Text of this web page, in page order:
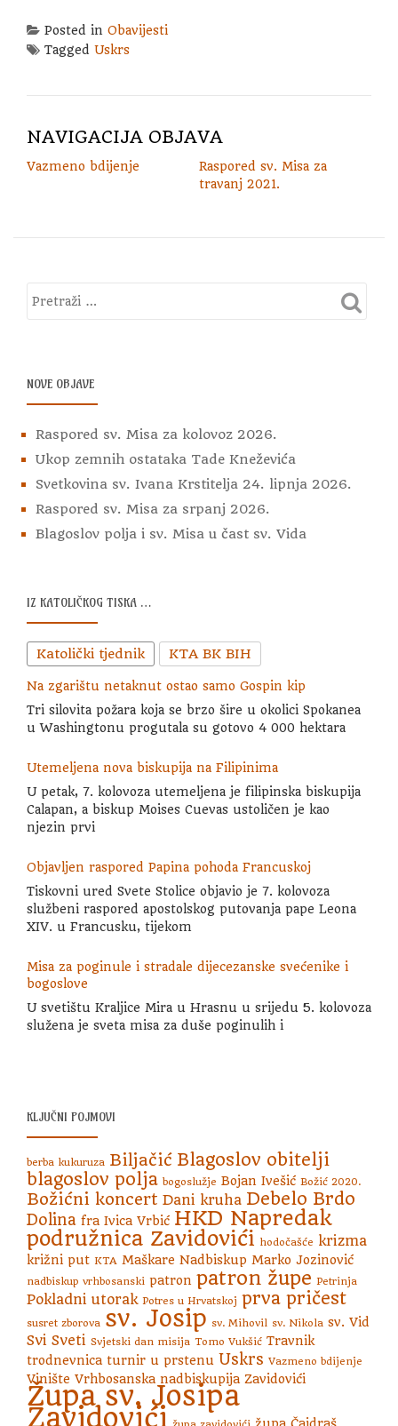
Posted in Obavijesti
Tagged Uskrs
NAVIGACIJA OBJAVA
Vazmeno bdijenje
Raspored sv. Misa za
travanj 2021.
NOVE OBJAVE
Raspored sv. Misa za kolovoz 2026.
Ukop zemnih ostataka Tade Kneževića
Svetkovina sv. Ivana Krstitelja 24. lipnja 2026.
Raspored sv. Misa za srpanj 2026.
Blagoslov polja i sv. Misa u čast sv. Vida
IZ KATOLIČKOG TISKA …
Katolički tjednik KTA BK BIH
Na zgarištu netaknut ostao samo Gospin kip
Tri silovita požara koja se brzo šire u okolici Spokanea
u Washingtonu progutala su gotovo 4 000 hektara
Utemeljena nova biskupija na Filipinima
U petak, 7. kolovoza utemeljena je filipinska biskupija
Calapan, a biskup Moises Cuevas ustoličen je kao
njezin prvi
Objavljen raspored Papina pohoda Francuskoj
Tiskovni ured Svete Stolice objavio je 7. kolovoza
službeni raspored apostolskog putovanja pape Leona
XIV. u Francusku, tijekom
Misa za poginule i stradale dijecezanske svećenike i
bogoslove
U svetištu Kraljice Mira u Hrasnu u srijedu 5. kolovoza
služena je sveta misa za duše poginulih i
KLJUČNI POJMOVI
berba kukuruza Biljačić Blagoslov obitelji
blagoslov polja bogoslužje Bojan Ivešić Božić 2020.
Božićni koncert Dani kruha Debelo Brdo
Dolina fra Ivica Vrbić HKD Napredak
podružnica Zavidovići hodočašće krizma
križni put KTA Maškare Nadbiskup Marko Jozinović
nadbiskup vrhbosanski patron patron župe Petrinja
Pokladni utorak Potres u Hrvatskoj prva pričest
susret zborova sv. Josip sv. Mihovil sv. Nikola sv. Vid
Svi Sveti Svjetski dan misija Tomo Vukšić Travnik
trodnevnica turnir u prstenu Uskrs Vazmeno bdijenje
Vinište Vrhbosanska nadbiskupija Zavidovići
Župa sv. Josipa
Zavidovići